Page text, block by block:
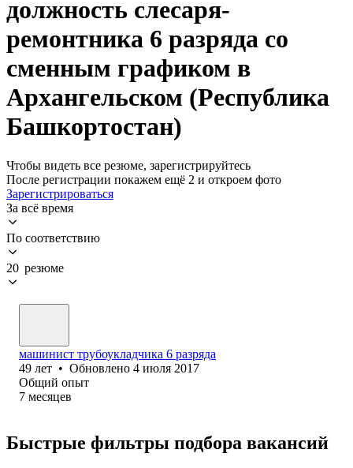
должность слесаря-
ремонтника 6 разряда со
сменным графиком в
Архангельском (Республика
Башкортостан)
Чтобы видеть все резюме, зарегистрируйтесь
После регистрации покажем ещё 2 и откроем фото
Зарегистрироваться
За всё время
По соответствию
20 резюме
машинист трубоукладчика 6 разряда
49 лет • Обновлено 4 июля 2017
Общий опыт
7 месяцев
Быстрые фильтры подбора вакансий